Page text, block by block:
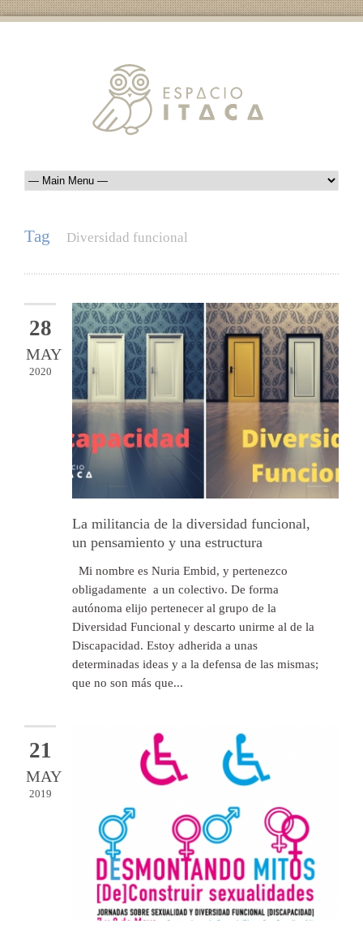
Tag Diversidad funcional
28
MAY
2020
La militancia de la diversidad funcional,
un pensamiento y una estructura
Mi nombre es Nuria Embid, y pertenezco
obligadamente a un colectivo. De forma
autónoma elijo pertenecer al grupo de la
Diversidad Funcional y descarto unirme al de la
Discapacidad. Estoy adherida a unas
determinadas ideas y a la defensa de las mismas;
que no son más que...
21
MAY
2019